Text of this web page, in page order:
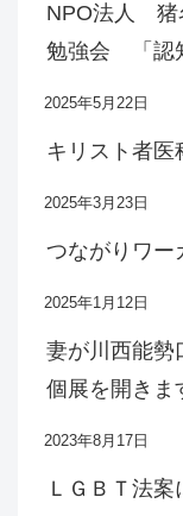
NPO法人 猪
勉強会 「認
2025年5月22日
キリスト者
2025年3月23日
つながりワー
2025年1月12日
妻が川西能勢
個展を開きま
2023年8月17日
ＬＧＢＴ法